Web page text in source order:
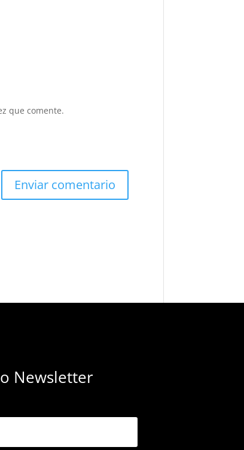
que comente.
Newsletter